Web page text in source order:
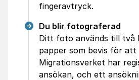
fingeravtryck.
Du blir fotograferad
Ditt foto används till två
papper som bevis för att
Migrationsverket har
ansökan, och ett